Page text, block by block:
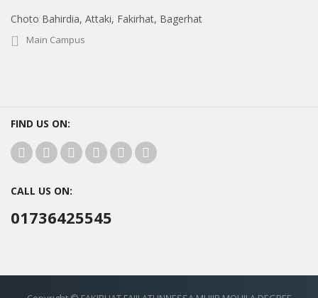
Choto Bahirdia, Attaki, Fakirhat, Bagerhat
Main Campus
FIND US ON:
CALL US ON:
01736425545